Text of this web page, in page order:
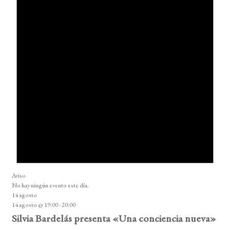
Aviso
No hay ningún evento este día.
14 agosto
14 agosto @ 19:00-20:00
Silvia Bardelás presenta «Una conciencia nueva»